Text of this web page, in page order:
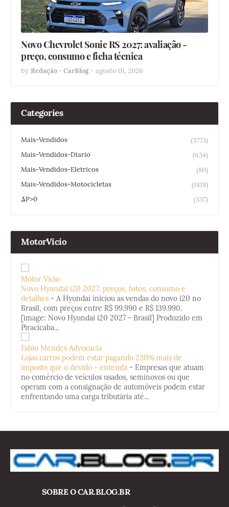
Novo Chevrolet Sonic RS 2027: avaliação -
preço, consumo e ficha técnica
by Redação - CarBlog - agosto 01, 2026
Categories
Mais-Vendidos
(3773)
Mais-Vendidos-Diario
(634)
Mais-Vendidos-Eletricos
(80)
Mais-Vendidos-Motocicletas
(1418)
ΔP>0
(337)
MotorVicio
Motor Vício
Novo Hyundai i20 2027: preços, fotos, consumo e
detalhes - A Hyundai iniciou as vendas do novo i20 no
Brasil, com preços entre R$ 99.990 e R$ 139.990.
[image: Novo Hyundai i20 2027 - Brasil] Produzido em
Piracicaba...
Fabio Mendes Advocacia
Lojas carros podem estar pagando 230% mais de
imposto que o devido - entenda - Empresas que atuam
no comércio de veículos usados, seminovos ou que
operam com a consignação de automóveis podem estar
enfrentando uma carga tributária até...
SOBRE O CAR.BLOG.BR